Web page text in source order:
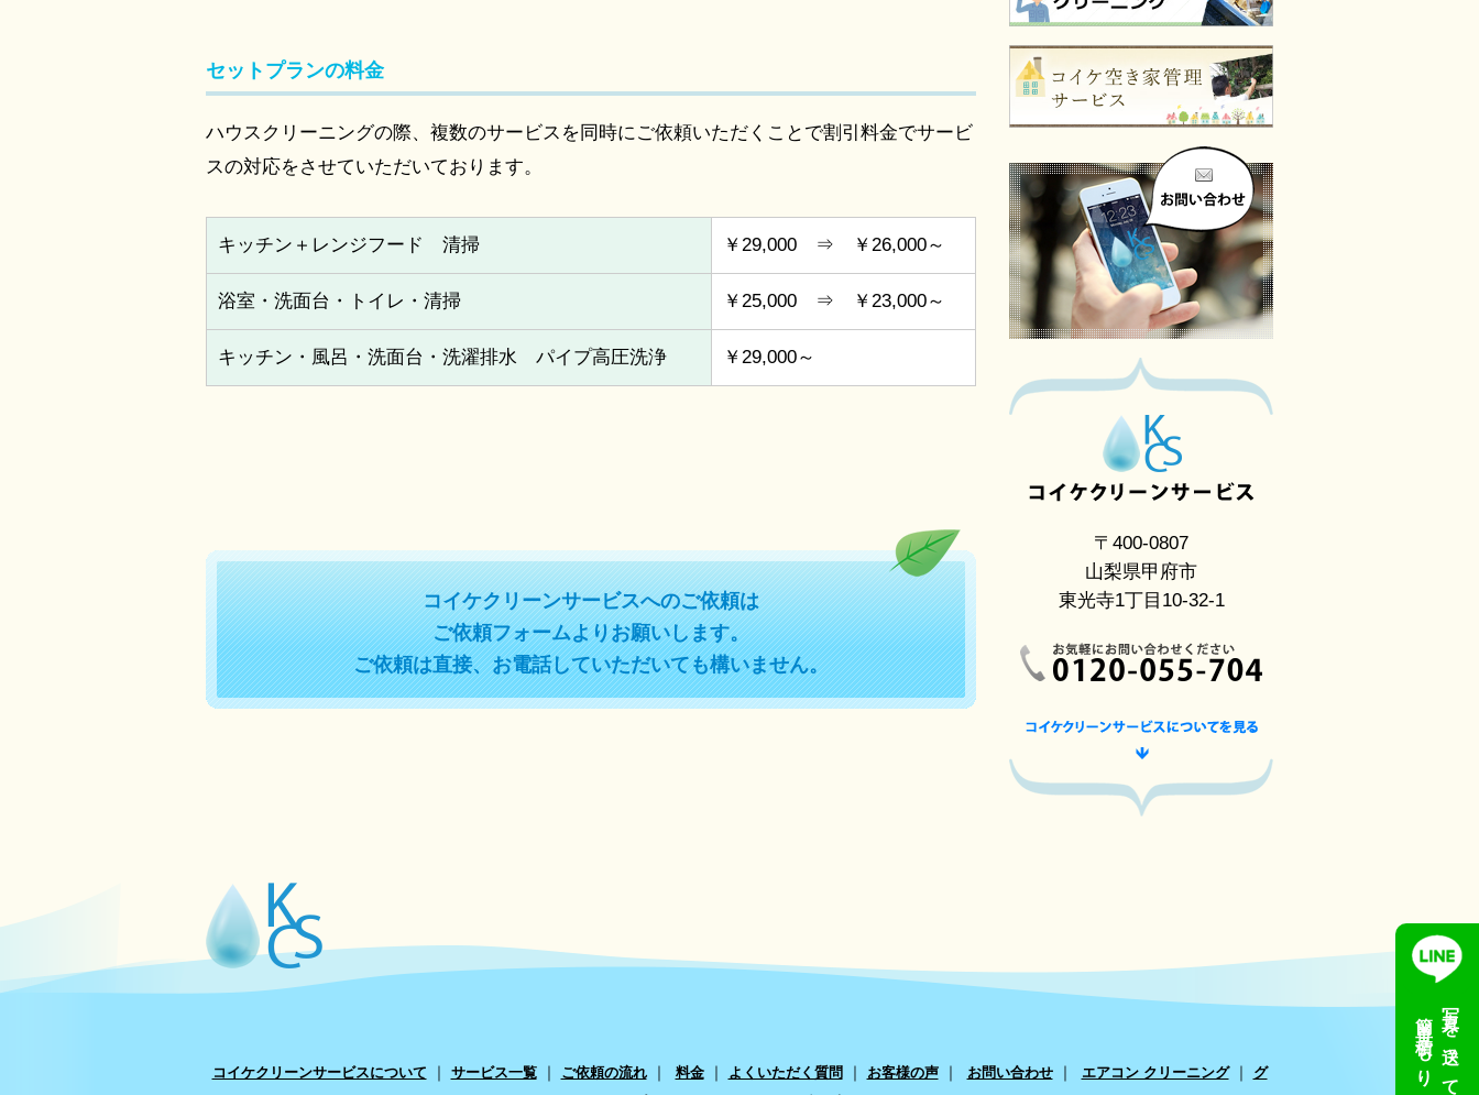
セットプランの料金
ハウスクリーニングの際、複数のサービスを同時にご依頼いただくことで割引料金でサービ
スの対応をさせていただいております。
キッチン＋レンジフード 清掃 ￥29,000 ⇒ ￥26,000～
浴室・洗面台・トイレ・清掃 ￥25,000 ⇒ ￥23,000～
キッチン・風呂・洗面台・洗濯排水 パイプ高圧洗浄 ￥29,000～
コイケクリーンサービスへのご依頼は
ご依頼フォームよりお願いします。
ご依頼は直接、お電話していただいても構いません。
〒400-0807
山梨県甲府市
東光寺1丁目10-32-1
コイケクリーンサービスについて ｜ サービス一覧｜ ご依頼の流れ｜ 料金｜ よくいただく質問 ｜ お客様の声｜ お問い合わせ｜ エアコン クリーニング｜
グ
写真を送って
簡単見積もり